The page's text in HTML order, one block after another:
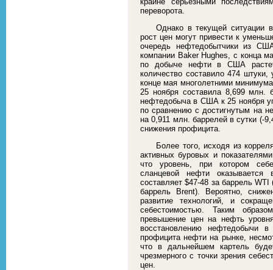
переворота.
Однако в текущей ситуации
рост цен могут привести к
очередь нефтедобытчики из
компании Baker Hughes, с конца
по добыче нефти в США
количество составило 474
конце мая многолетними
25 ноября составила 8,699 млн.
нефтедобыча в США к 25 ноября
по сравнению с достигнутым на
на 0,911 млн. баррелей в сутки (-
снижения профицита.
Более того, исходя из
активных буровых и
что уровень, при котором
сланцевой нефти
составляет $47-48 за баррель WTI
баррель Brent). Вероятно,
развитие технологий, и
себестоимостью. Таким
превышение цен на нефть
восстановлению нефтедобычи
профицита нефти на рынке,
что в дальнейшем картель
чрезмерного с точки зрения
цен.